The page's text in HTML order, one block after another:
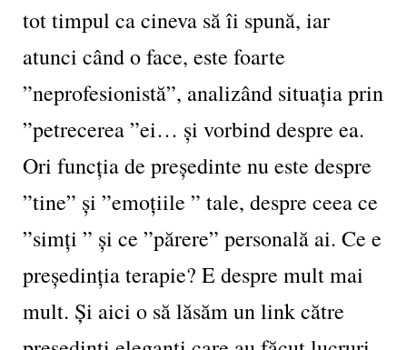
tot timpul ca cineva să îi spună, iar
atunci când o face, este foarte
”neprofesionistă”, analizând situația prin
”petrecerea ”ei… și vorbind despre ea.
Ori funcția de președinte nu este despre
”tine” și ”emoțiile ” tale, despre ceea ce
”simți ” și ce ”părere” personală ai. Ce e
președinția terapie? E despre mult mai
mult. Și aici o să lăsăm un link către